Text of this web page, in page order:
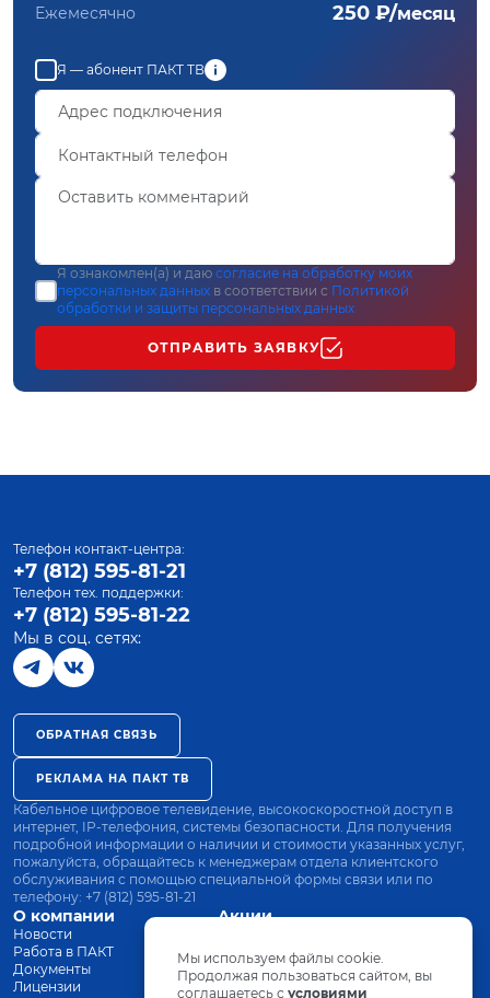
Ежемесячно 250 ₽/месяц
Я — абонент ПАКТ ТВ
Я ознакомлен(а) и даю согласие на обработку моих
персональных данных в соответствии с Политикой
обработки и защиты персональных данных
ОТПРАВИТЬ ЗАЯВКУ
О компании
Новости
Работа в ПАКТ
Документы
Лицензии
Акции
Оплата
Оборудование
Телефон контакт-центра:
+7 (812) 595-81-21
Телефон тех. поддержки:
+7 (812) 595-81-22
Мы в соц. сетях:
ОБРАТНАЯ СВЯЗЬ
РЕКЛАМА НА ПАКТ ТВ
Кабельное цифровое телевидение, высокоскоростной доступ в
интернет, IP-телефония, системы безопасности. Для получения
подробной информации о наличии и стоимости указанных услуг,
пожалуйста, обращайтесь к менеджерам отдела клиентского
обслуживания с помощью специальной формы связи или по
телефону: +7 (812) 595-81-21
Мы используем файлы cookie.
Продолжая пользоваться сайтом, вы
соглашаетесь с условиями